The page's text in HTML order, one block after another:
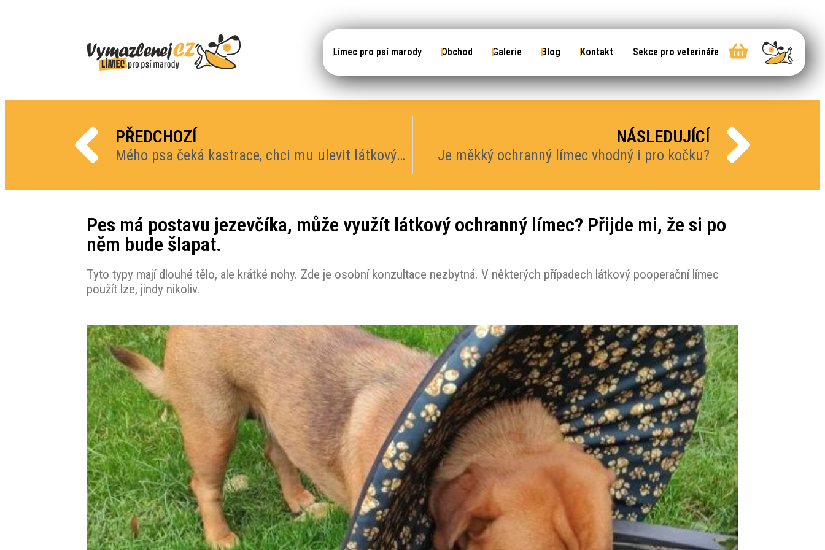
Límec pro psí marody Obchod Galerie Blog Kontakt Sekce pro veterináře
PŘEDCHOZÍ
Mého psa čeká kastrace, chci mu ulevit látkovým pooperačním límcem, je to možné?
NÁSLEDUJÍCÍ
Je měkký ochranný límec vhodný i pro kočku?
Pes má postavu jezevčíka, může využít látkový ochranný límec? Přijde mi, že si po
něm bude šlapat.
Tyto typy mají dlouhé tělo, ale krátké nohy. Zde je osobní konzultace nezbytná. V některých případech látkový pooperační límec
použít lze, jindy nikoliv.